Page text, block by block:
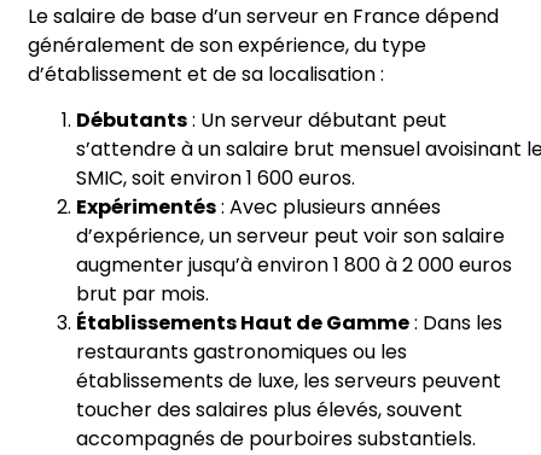
Le salaire de base d’un serveur en France dépend
généralement de son expérience, du type
d’établissement et de sa localisation :
Débutants: Un serveur débutant peut
s’attendre à un salaire brut mensuel avoisinant
SMIC, soit environ 1 600 euros.
Expérimentés: Avec plusieurs années
d’expérience, un serveur peut voir son salaire
augmenter jusqu’à environ 1 800 à 2 000 euros
brut par mois.
Établissements Haut de Gamme: Dans les
restaurants gastronomiques ou les
établissements de luxe, les serveurs peuvent
toucher des salaires plus élevés, souvent
accompagnés de pourboires substantiels.